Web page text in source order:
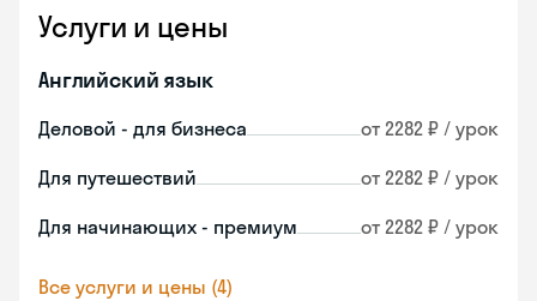
Услуги и цены
Английский язык
Деловой - для бизнеса от 2282 ₽ / урок
Для путешествий от 2282 ₽ / урок
Для начинающих - премиум от 2282 ₽ / урок
Все услуги и цены (4)